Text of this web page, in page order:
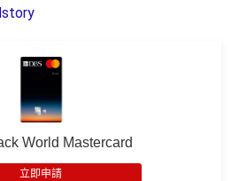
World Mastercard
立即申請